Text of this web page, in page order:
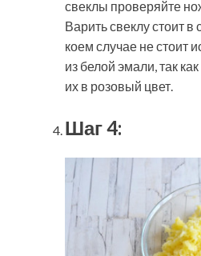
свеклы проверяйте
Варить свеклу стоит в
коем случае не стоит
из белой эмали, так
их в розовый цвет.
Шаг 4: